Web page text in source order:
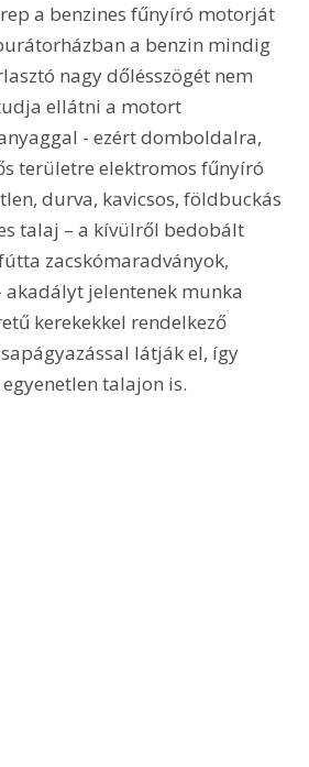
a benzines fűnyíró motorját
a benzin mindig
nagy dőlésszögét nem
ellátni a motort
- ezért domboldalra,
területre elektromos fűnyíró
durva, kavicsos, földbuckás
talaj – a kívülről bedobált
zacskómaradványok,
jelentenek munka
kerekekkel rendelkező
látják el, így
talajon is.